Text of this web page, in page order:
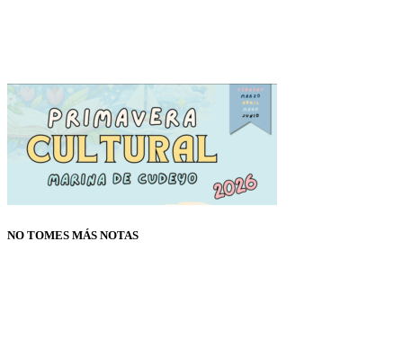
NO TOMES MÁS NOTAS